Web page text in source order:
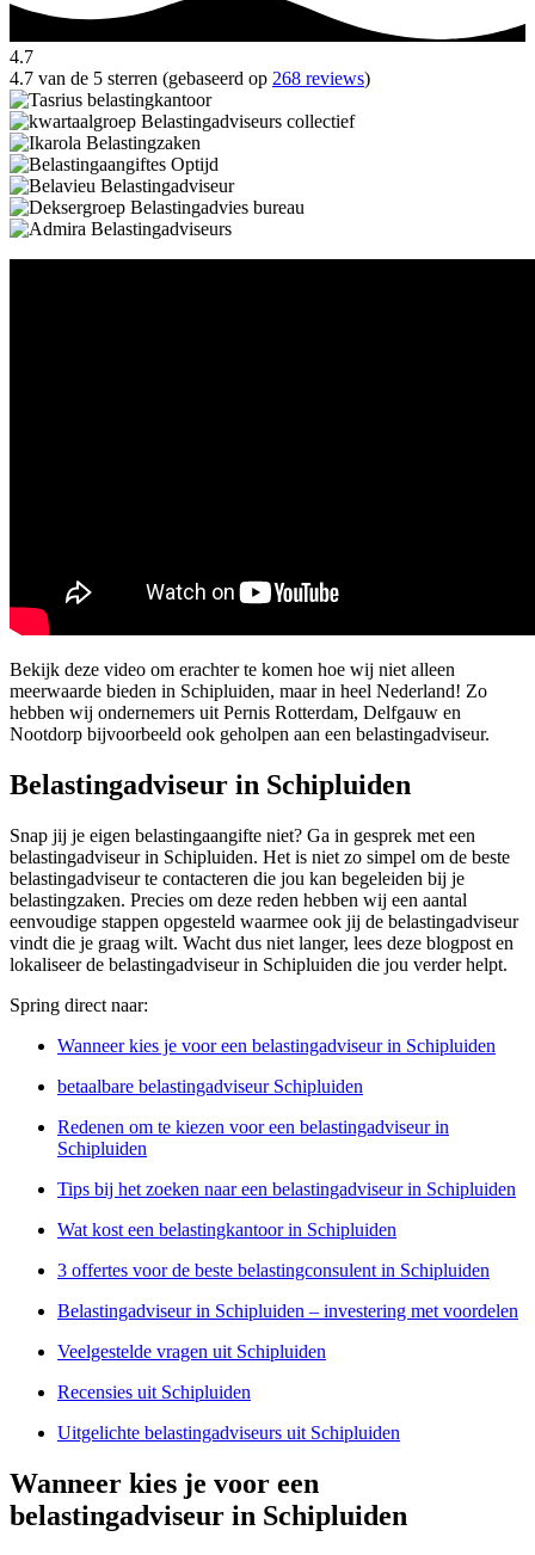
4.7
4.7 van de 5 sterren (gebaseerd op 268 reviews)
Bekijk deze video om erachter te komen hoe wij niet alleen
meerwaarde bieden in Schipluiden, maar in heel Nederland! Zo
hebben wij ondernemers uit Pernis Rotterdam, Delfgauw en
Nootdorp bijvoorbeeld ook geholpen aan een belastingadviseur.
Belastingadviseur in Schipluiden
Snap jij je eigen belastingaangifte niet? Ga in gesprek met een
belastingadviseur in Schipluiden. Het is niet zo simpel om de beste
belastingadviseur te contacteren die jou kan begeleiden bij je
belastingzaken. Precies om deze reden hebben wij een aantal
eenvoudige stappen opgesteld waarmee ook jij de belastingadviseur
vindt die je graag wilt. Wacht dus niet langer, lees deze blogpost en
lokaliseer de belastingadviseur in Schipluiden die jou verder helpt.
Spring direct naar:
Wanneer kies je voor een belastingadviseur in Schipluiden
betaalbare belastingadviseur Schipluiden
Redenen om te kiezen voor een belastingadviseur in
Schipluiden
Tips bij het zoeken naar een belastingadviseur in Schipluiden
Wat kost een belastingkantoor in Schipluiden
3 offertes voor de beste belastingconsulent in Schipluiden
Belastingadviseur in Schipluiden – investering met voordelen
Veelgestelde vragen uit Schipluiden
Recensies uit Schipluiden
Uitgelichte belastingadviseurs uit Schipluiden
Wanneer kies je voor een
belastingadviseur in Schipluiden